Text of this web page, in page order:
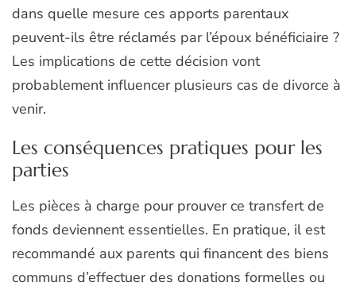
dans quelle mesure ces apports parentaux
peuvent-ils être réclamés par l’époux bénéficiaire ?
Les implications de cette décision vont
probablement influencer plusieurs cas de divorce à
venir.
Les conséquences pratiques pour les
parties
Les pièces à charge pour prouver ce transfert de
fonds deviennent essentielles. En pratique, il est
recommandé aux parents qui financent des biens
communs d’effectuer des donations formelles ou